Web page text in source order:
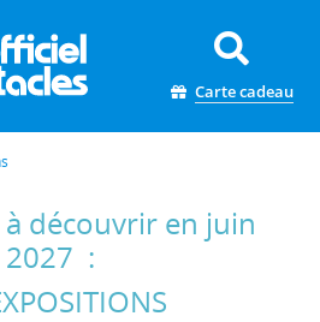
Carte cadeau
découvrir en juin
2027 :